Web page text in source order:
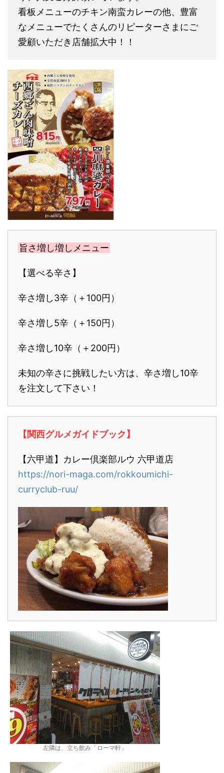
看板メニューのチキン南蛮カレーの他、豊富
なメニューでたくさんのリピーターさまにご
愛顧いただき店舗拡大中！！
旨さ増し増しメニュー
【選べる辛さ】
辛さ増し3辛（＋100円）
辛さ増し5辛（＋150円）
辛さ増し10辛（＋200円）
未知の辛さに挑戦したい方は、 辛さ増し10辛
を注文して下さい！
【関西グルメガイドブック】
【六甲道】カレー倶楽部ルウ 六甲道店
https://nori-maga.com/rokkoumichi-
curryclub-ruu/
左隣は、立ち飲み「ローマ軒」